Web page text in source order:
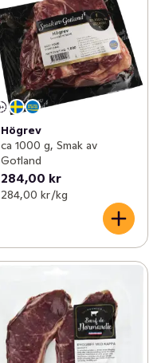
Högrev
ca 1000 g, Smak av
Gotland
284,00 kr
284,00 kr /kg